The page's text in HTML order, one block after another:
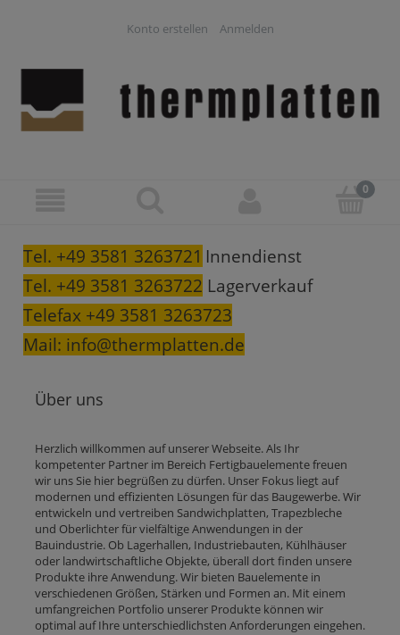
Konto erstellen Anmelden
Tel. +49 3581 3263721 Innendienst
Tel. +49 3581 3263722 Lagerverkauf
Telefax +49 3581 3263723
Mail: info@thermplatten.de
Über uns
Herzlich willkommen auf unserer Webseite. Als Ihr
kompetenter Partner im Bereich Fertigbauelemente freuen
wir uns Sie hier begrüßen zu dürfen. Unser Fokus liegt auf
modernen und effizienten Lösungen für das Baugewerbe. Wir
entwickeln und vertreiben Sandwichplatten, Trapezbleche
und Oberlichter für vielfältige Anwendungen in der
Bauindustrie. Ob Lagerhallen, Industriebauten, Kühlhäuser
oder landwirtschaftliche Objekte, überall dort finden unsere
Produkte ihre Anwendung. Wir bieten Bauelemente in
verschiedenen Größen, Stärken und Formen an. Mit einem
umfangreichen Portfolio unserer Produkte können wir
optimal auf Ihre unterschiedlichsten Anforderungen eingehen.